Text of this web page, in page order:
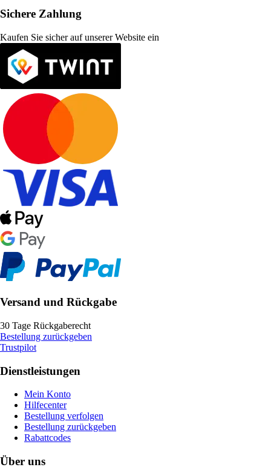
Sichere Zahlung
Kaufen Sie sicher auf unserer Website ein
Versand und Rückgabe
30 Tage Rückgaberecht
Bestellung zurückgeben
Trustpilot
Dienstleistungen
Mein Konto
Hilfecenter
Bestellung verfolgen
Bestellung zurückgeben
Rabattcodes
Über uns